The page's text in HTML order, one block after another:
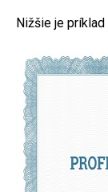
Nižšie je príklad